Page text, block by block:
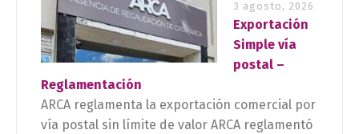
3 agosto, 2026
Exportación
Simple vía
postal –
Reglamentación
ARCA reglamenta la exportación comercial por
vía postal sin límite de valor ARCA reglamentó